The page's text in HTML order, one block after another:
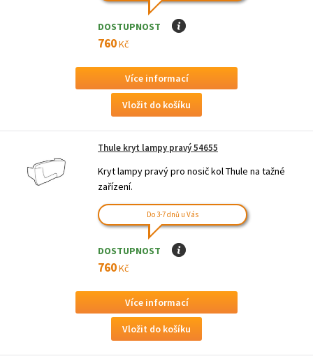
DOSTUPNOST I
760Kč
Více informací
Thule kryt lampy pravý 54655
Kryt lampy pravý pro nosič kol Thule na tažné
zařízení.
Do 3-7 dnů u Vás
DOSTUPNOST I
760Kč
Více informací